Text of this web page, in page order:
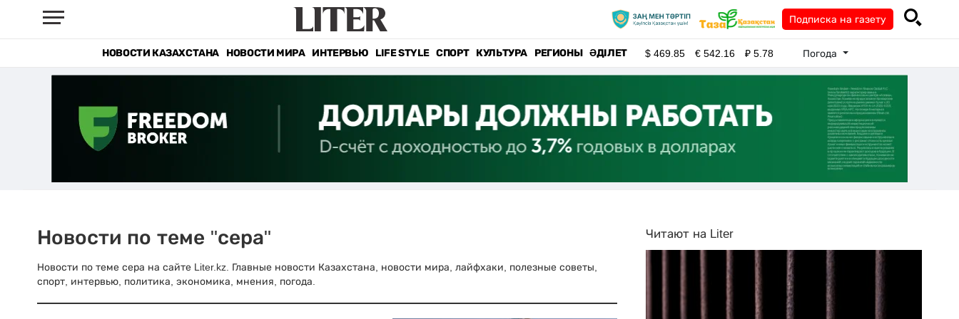
Подписка на газету
НОВОСТИ КАЗАХСТАНА НОВОСТИ МИРА ИНТЕРВЬЮ LIFE STYLE СПОРТ КУЛЬТУРА РЕГИОНЫ ӘДІЛЕТ $469.85 €542.16 ₽5.78 Погода
Новости по теме "сера"
Новости по теме сера на сайте Liter.kz. Главные новости Казахстана, новости мира, лайфхаки, полезные советы,
спорт, интервью, политика, экономика, мнения, погода.
Читают на Liter